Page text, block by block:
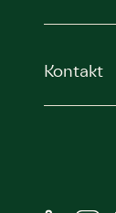
Kontakt